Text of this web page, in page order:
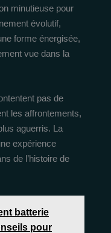
minutieuse pour
évolutif,
forme énergisée,
vue dans la
pas de
les affrontements,
aguerris. La
expérience
de l’histoire de
batterie
pour